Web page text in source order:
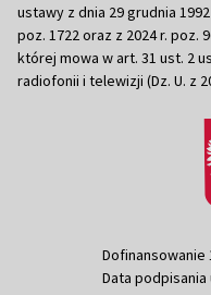
ustawy z dnia 29 grudnia
poz. 1722 oraz z 2024 r.
której mowa w art. 31 ust. 2
radiofonii i telewizji (Dz. U. z
Dofinansowanie
Data podpisania